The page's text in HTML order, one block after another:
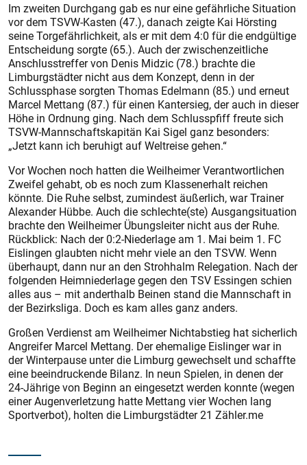
Im zweiten Durchgang gab es nur eine gefährliche Situation
vor dem TSVW-Kasten (47.), danach zeigte Kai Hörsting
seine Torgefährlichkeit, als er mit dem 4:0 für die endgültige
Entscheidung sorgte (65.). Auch der zwischenzeitliche
Anschlusstreffer von Denis Midzic (78.) brachte die
Limburgstädter nicht aus dem Konzept, denn in der
Schlussphase sorgten Thomas Edelmann (85.) und erneut
Marcel Mettang (87.) für einen Kantersieg, der auch in dieser
Höhe in Ordnung ging. Nach dem Schlusspfiff freute sich
TSVW-Mannschaftskapitän Kai Sigel ganz besonders:
„Jetzt kann ich beruhigt auf Weltreise gehen.“
Vor Wochen noch hatten die Weilheimer Verantwortlichen
Zweifel gehabt, ob es noch zum Klassenerhalt reichen
könnte. Die Ruhe selbst, zumindest äußerlich, war Trainer
Ale­­­xander Hübbe. Auch die schlechte(ste) Ausgangsituation
brachte den Weilheimer Übungsleiter nicht aus der Ruhe.
Rückblick: Nach der 0:2-Niederlage am 1. Mai beim 1. FC
Eislingen glaubten nicht mehr viele an den TSVW. Wenn
überhaupt, dann nur an den Strohhalm Relegation. Nach der
folgenden Heimniederlage gegen den TSV Essingen schien
alles aus – mit anderthalb Beinen stand die Mannschaft in
der Bezirksliga. Doch es kam alles ganz anders.
Großen Verdienst am Weilheimer Nichtabstieg hat sicherlich
Angreifer Marcel Mettang. Der ehemalige Eislinger war in
der Winterpause unter die Limburg gewechselt und schaffte
eine beeindruckende Bilanz. In neun Spielen, in denen der
24-Jährige von Beginn an eingesetzt werden konnte (wegen
einer Augenverletzung hatte Mettang vier Wochen lang
Sportverbot), holten die Limburgstädter 21 Zähler.me